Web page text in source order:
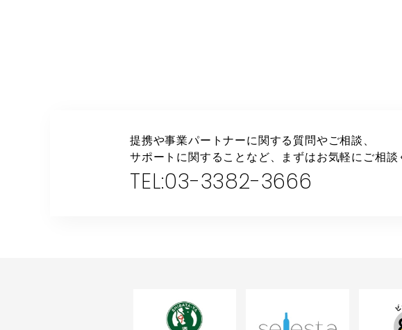
提携や事業パートナーに関する質問やご相談、
サポートに関することなど、まずはお気軽にご相談
TEL:03-3382-3666